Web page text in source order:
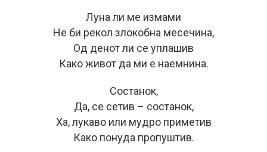
Луна ли ме измами
Не би рекол злокобна месечина,
Од денот ли се уплашив
Како живот да ми е наемнина.
Состанок,
Да, се сетив – состанок,
Ха, лукаво или мудро приметив
Како понуда пропуштив.